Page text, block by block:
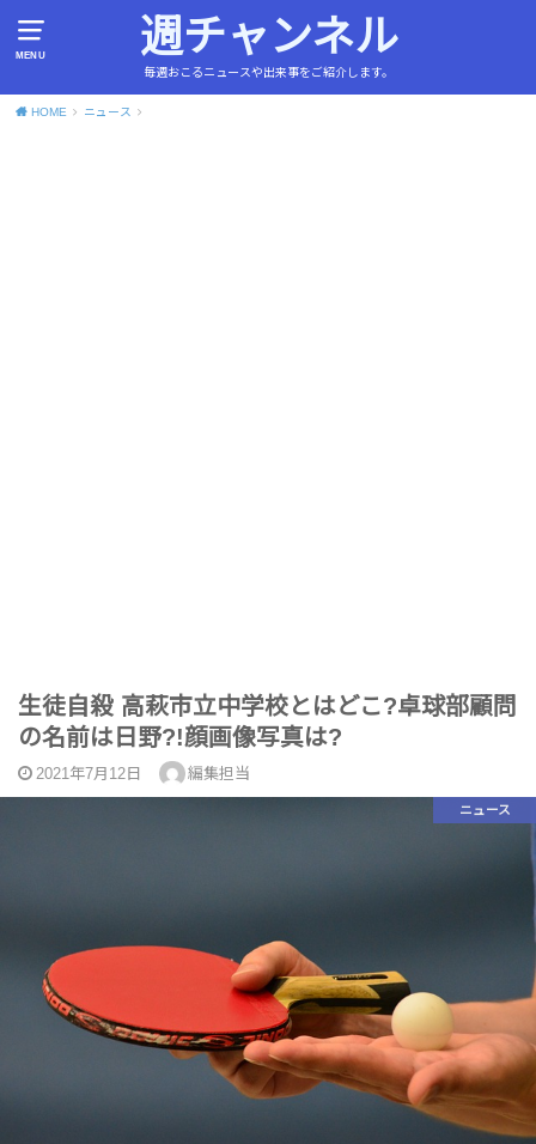
MENU 週チャンネル
毎週おこるニュースや出来事をご紹介します。
HOME ニュース
生徒自殺 高萩市立中学校とはどこ?卓球部顧問
の名前は日野?!顔画像写真は?
2021年7月12日 編集担当
ニュース